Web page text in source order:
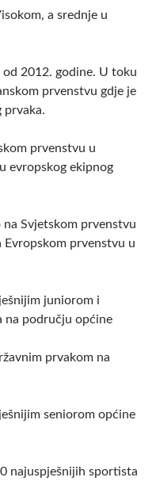
a srednje u
2012. godine. U toku
prvenstvu gdje je
prvaka.
prvenstvu u
evropskog ekipnog
Svjetskom prvenstvu
Evropskom prvenstvu u
juniorom i
na području općine
prvakom na
seniorom općine
najuspješnijih sportista